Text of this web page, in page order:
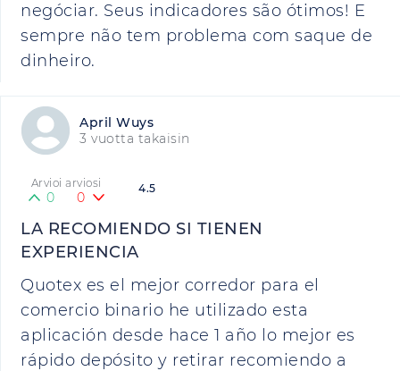
negóciar. Seus indicadores são ótimos! E
sempre não tem problema com saque de
dinheiro.
April Wuys
3 vuotta takaisin
4.5
Arvioi arviosi
0 0
LA RECOMIENDO SI TIENEN
EXPERIENCIA
Quotex es el mejor corredor para el
comercio binario he utilizado esta
aplicación desde hace 1 año lo mejor es
rápido depósito y retirar recomiendo a